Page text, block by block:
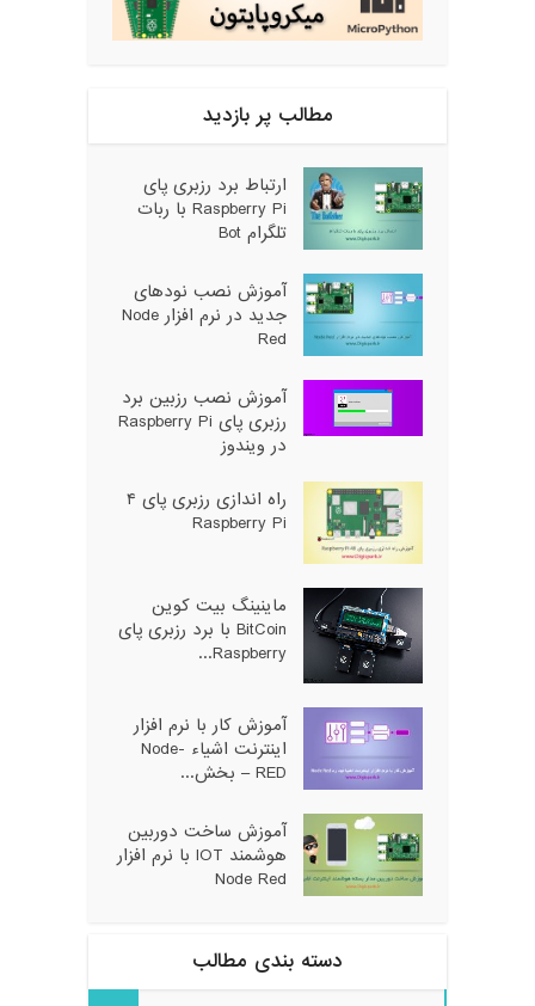
مطالب پر بازدید
ارتباط برد رزبری پای
Raspberry Pi با ربات
تلگرام Bot
آموزش نصب نودهای
جدید در نرم افزار Node
Red
آموزش نصب رزبین برد
رزبری پای Raspberry Pi
در ویندوز
راه اندازی رزبری پای ۴
Raspberry Pi
ماینینگ بیت کوین
BitCoin با برد رزبری پای
Raspberry...
آموزش کار با نرم افزار
اینترنت اشیاء Node-
RED – بخش...
آموزش ساخت دوربین
هوشمند IOT با نرم افزار
Node Red
دسته بندی مطالب